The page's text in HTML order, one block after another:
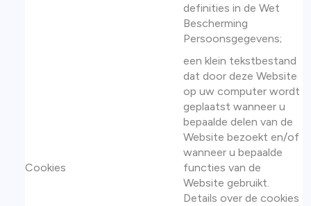
definities in de Wet
Bescherming
Persoonsgegevens;
Cookies
een klein tekstbestand
dat door deze Website
op uw computer wordt
geplaatst wanneer u
bepaalde delen van de
Website bezoekt en/of
wanneer u bepaalde
functies van de
Website gebruikt.
Details over de cookies